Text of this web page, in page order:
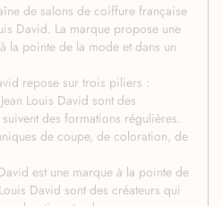
de salons de coiffure française
David. La marque propose une
la pointe de la mode et dans un
repose sur trois piliers :
Louis David sont des
des formations régulières.
de coupe, de coloration, de
est une marque à la pointe de
David sont des créateurs qui